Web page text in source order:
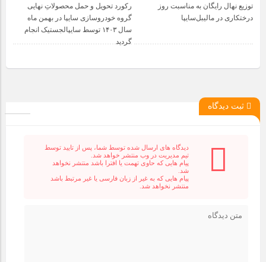
1 سال قبل
توزیع نهال رایگان به مناسبت روز
درختکاری در مالیبل‌سایپا
1 سال قبل
رکورد تحویل و حمل محصولاتِ نهایی
گروه خودروسازی سایپا در بهمن ماه
سال ۱۴۰۳ توسط سایپالجستیک انجام
گردید
ثبت دیدگاه
دیدگاه های ارسال شده توسط شما، پس از تایید توسط
تیم مدیریت در وب منتشر خواهد شد.
پیام هایی که حاوی تهمت یا افترا باشد منتشر نخواهد
شد.
پیام هایی که به غیر از زبان فارسی یا غیر مرتبط باشد
منتشر نخواهد شد.